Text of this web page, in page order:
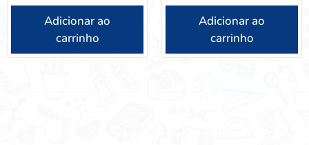
Adicionar ao
carrinho
Adicionar ao
carrinho